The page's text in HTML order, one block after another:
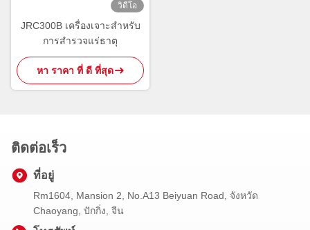
วิดีโอ
JRC300B เครื่องเจาะสําหรับ
การสํารวจแร่ธาตุ
หา ราคา ที่ ดี ที่สุด
ติดต่อเร็ว
ที่อยู่
Rm1604, Mansion 2, No.A13 Beiyuan Road, จังหวัด
Chaoyang, ปักกิ่ง, จีน